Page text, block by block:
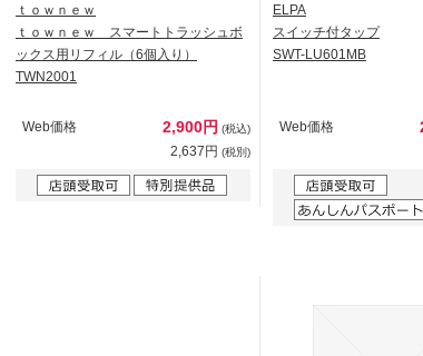
ｔｏｗｎｅｗ
ｔｏｗｎｅｗ スマートトラッシュボ
ックス用リフィル（6個入り）
TWN2001
Web価格 2,900円 (税込)
2,637円 (税別)
ELPA
スイッチ付タップ
SWT-LU601MB
Web価格